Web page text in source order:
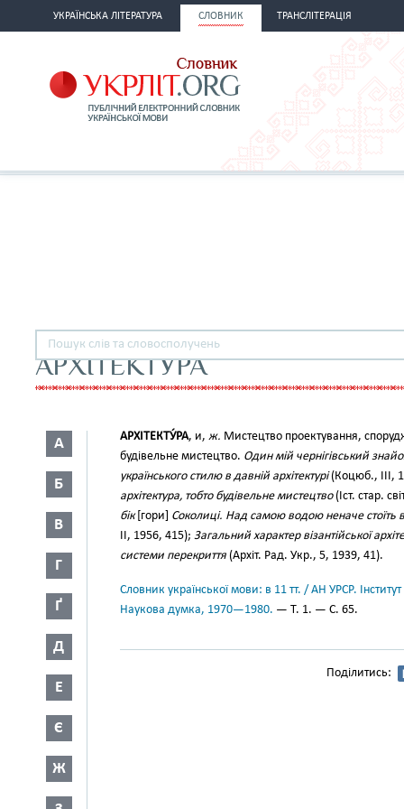
УКРАЇНСЬКА ЛІТЕРАТУРА СЛОВНИК ТРАНСЛІТЕРАЦІЯ
АРХІТЕКТУРА
А
Б
В
Г
Ґ
Д
Е
Є
Ж
АРХІТЕКТУ́РА, и, ж. Мистецтво проектування,
будівельне мистецтво. Один мій чернігівський
українського стилю в давній архітектурі(Коцюб., III,
архітектура, тобто будівельне мистецтво(Іст. стар.
бік[гори] Соколиці. Над самою водою неначе стоїть
II, 1956, 415); Загальний характер візантійської
системи перекриття (Архіт. Рад. Укр., 5, 1939, 41).
Словник української мови: в 11 тт. / АН УРСР.
Наукова думка, 1970—1980. — Т. 1. — С. 65.
Поділитись: